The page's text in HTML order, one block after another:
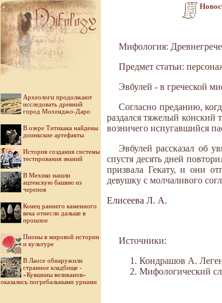
Археологи продолжают
исследовать древний
город Мохенджо-Даро
В озере Титикака найдены
доинкские артефакты
История создания системы
тестирования знаний
В Мехико нашли
ацтекскую башню из
черепов
Конец раннего каменного
века отнесли дальше в
прошлое
Пионы в мировой истории
и культуре
В Лаосе обнаружили
странное кладбище -
«Кувшины великанов»
оказались погребальными урнами
Мифология:
Предмет статьи:
Эвбулей - в греческой
Согласно преданию,
раздался тяжелый конский
возничего испугавшийся
Эвбулей расска­зал об
спустя десять дней
призвала Гекату, и они
девушку с молчаливого
Елисеева Л. А.
Источники:
Кондрашов А.
Мифологический